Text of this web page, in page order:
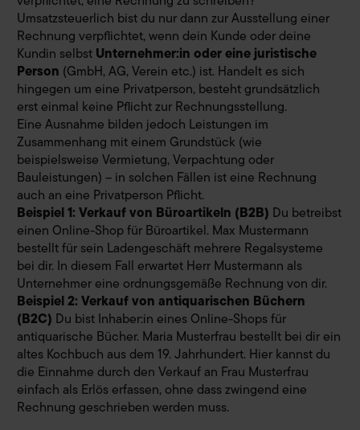
Umsatzsteuerlich bist du nur dann zur Ausstellung einer
Rechnung verpflichtet, wenn dein Kunde oder deine
Kundin selbstUnternehmer:in oder eine juristische
Person (GmbH, AG, Verein etc.) ist. Handelt es sich
hingegen um eine Privatperson, besteht grundsätzlich
erst einmal keine Pflicht zur Rechnungsstellung.
Eine Ausnahme bilden jedoch Leistungen im
Zusammenhang mit einem Grundstück (wie
beispielsweise Vermietung, Verpachtung oder
Bauleistungen) – in solchen Fällen ist eine Rechnung
auch an eine Privatperson Pflicht.
Beispiel 1: Verkauf von Büroartikeln (B2B) Du betreibst
einen Online-Shop für Büroartikel. Max Mustermann
bestellt für sein Ladengeschäft mehrere Regalsysteme
bei dir. In diesem Fall erwartet Herr Mustermann als
Unternehmer eine ordnungsgemäße Rechnung von dir.
Beispiel 2: Verkauf von antiquarischen Büchern
(B2C) Du bist Inhaber:in eines Online-Shops für
antiquarische Bücher. Maria Musterfrau bestellt bei dir ein
altes Kochbuch aus dem 19. Jahrhundert. Hier kannst du
die Einnahme durch den Verkauf an Frau Musterfrau
einfach als Erlös erfassen, ohne dass zwingend eine
Rechnung geschrieben werden muss.